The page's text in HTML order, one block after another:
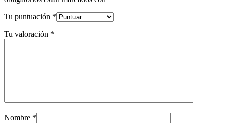
Tu puntuación *
Tu valoración *
Nombre *